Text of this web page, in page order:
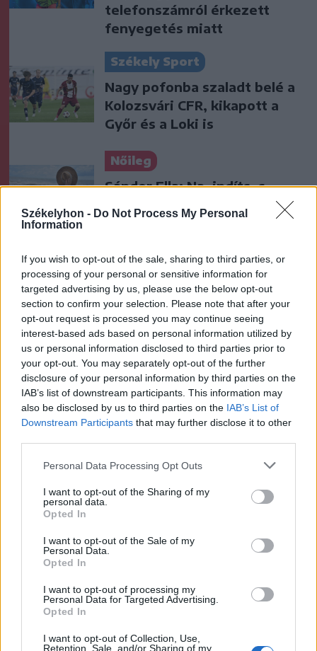
Székelyhon - Do Not Process My Personal
Information
If you wish to opt-out of the sale, sharing to third parties, or
processing of your personal or sensitive information for
targeted advertising by us, please use the below opt-out
section to confirm your selection. Please note that after your
opt-out request is processed you may continue seeing
interest-based ads based on personal information utilized by
us or personal information disclosed to third parties prior to
your opt-out. You may separately opt-out of the further
disclosure of your personal information by third parties on the
IAB’s list of downstream participants. This information may
also be disclosed by us to third parties on the IAB’s List of
Downstream Participants that may further disclose it to other
Personal Data Processing Opt Outs
I want to opt-out of the Sharing of my
personal data.
Opted In
I want to opt-out of the Sale of my
Personal Data.
Opted In
I want to opt-out of processing my
Personal Data for Targeted Advertising.
Opted In
I want to opt-out of Collection, Use,
Retention, Sale, and/or Sharing of my
telefonszámról érkezett
fenyegetés miatt
Székely Sport
Nagy pofonba szaladt belé a
Kolozsvári CFR, kikapott a
Győr és a Loki is
Nőileg
Sándor Ella: Na, indíts, s
A rovat további cikkei
2026. augusztus 07., péntek
lett a vadak áldozata Háromszéken